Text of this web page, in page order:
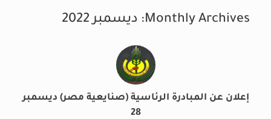
Monthly Archives: ديسمبر 2022
إعلان عن المبادرة الرئاسية (صنايعية مصر) ديسمبر
28